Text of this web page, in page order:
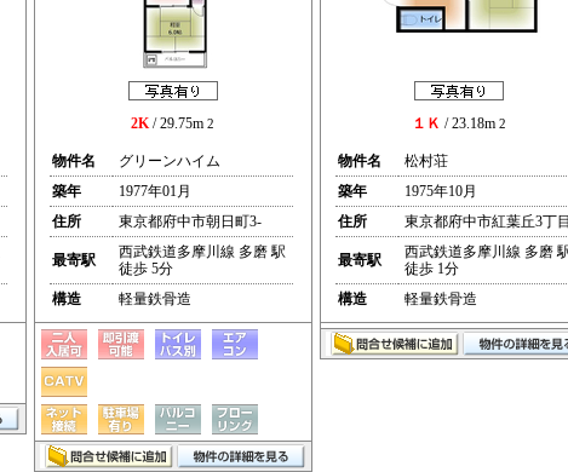
2K/ 29.75m 2
物件名
グリーンハイム
築年
1977年01月
住所
東京都府中市朝日町3-
最寄駅
西武鉄道多摩川線 多磨 駅
徒歩 5分
構造
軽量鉄骨造
１Ｋ / 23.18m 2
物件名
松村荘
築年
1975年10月
住所
東京都府中市紅葉丘3丁
最寄駅
西武鉄道多摩川線 多磨
徒歩 1分
構造
軽量鉄骨造